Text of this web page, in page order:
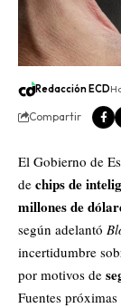
Redacción ECD
Compartir
El Gobierno de
de chips de
millones de
según adelantó
incertidumbre
por motivos de
Fuentes